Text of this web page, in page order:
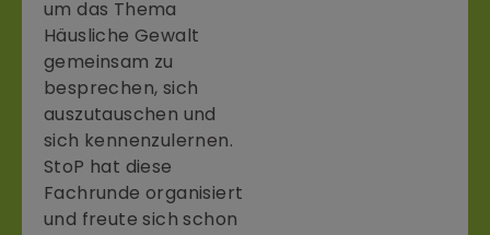
um das Thema
Häusliche Gewalt
gemeinsam zu
besprechen, sich
auszutauschen und
sich kennenzulernen.
StoP hat diese
Fachrunde organisiert
und freute sich schon